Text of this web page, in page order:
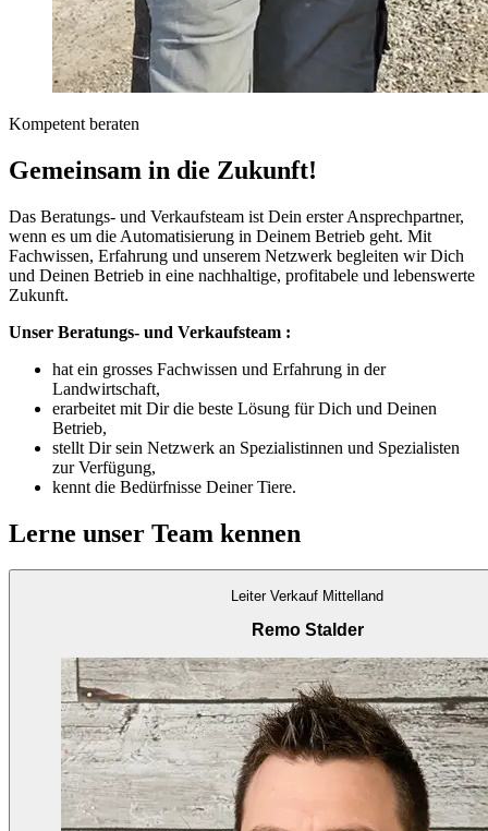
Kompetent beraten
Gemeinsam in die Zukunft!
Das Beratungs- und Verkaufsteam ist Dein erster Ansprechpartner,
wenn es um die Automatisierung in Deinem Betrieb geht. Mit
Fachwissen, Erfahrung und unserem Netzwerk begleiten wir Dich
und Deinen Betrieb in eine nachhaltige, profitabele und lebenswerte
Zukunft.
Unser Beratungs- und Verkaufsteam :
hat ein grosses Fachwissen und Erfahrung in der
Landwirtschaft,
erarbeitet mit Dir die beste Lösung für Dich und Deinen
Betrieb,
stellt Dir sein Netzwerk an Spezialistinnen und Spezialisten
zur Verfügung,
kennt die Bedürfnisse Deiner Tiere.
Lerne unser Team kennen
Leiter Verkauf Mittelland
Remo Stalder